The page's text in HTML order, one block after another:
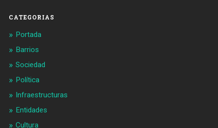
CATEGORIAS
Portada
Barrios
Sociedad
Política
Infraestructuras
Entidades
Cultura